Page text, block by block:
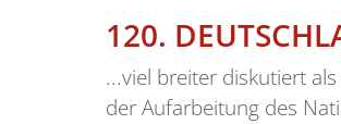
120.
...viel breiter diskutiert
der Aufarbeitung des